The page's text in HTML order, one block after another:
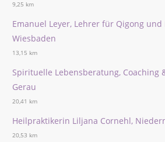
9,25 km
Emanuel Leyer, Lehrer für Qigong
Wiesbaden
13,15 km
Spirituelle Lebensberatung, Coaching
Gerau
20,41 km
Heilpraktikerin Liljana Cornehl,
20,53 km